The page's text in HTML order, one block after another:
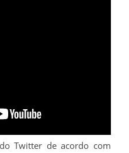
Twitter de acordo com